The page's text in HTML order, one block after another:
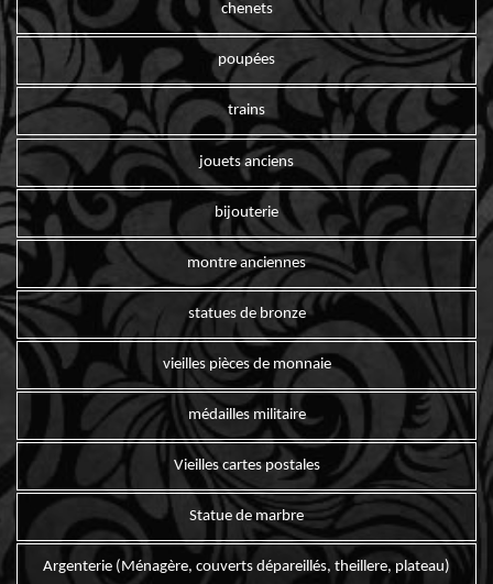
chenets
poupées
trains
jouets anciens
bijouterie
montre anciennes
statues de bronze
vieilles pièces de monnaie
médailles militaire
Vieilles cartes postales
Statue de marbre
Argenterie (Ménagère, couverts dépareillés, theillere, plateau)